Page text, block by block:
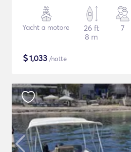
Yacht a motore
26 ft
8 m
7
$1,033 /notte